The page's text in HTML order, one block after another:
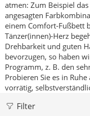
atmen: Zum Beispiel
angesagten
einem Comfort-Fußbett
Tänzer(innen)-Herz
Drehbarkeit und guten
bevorzugen, so haben
Programm, z. B. den
Probieren Sie es in
vorrätig,
Filter